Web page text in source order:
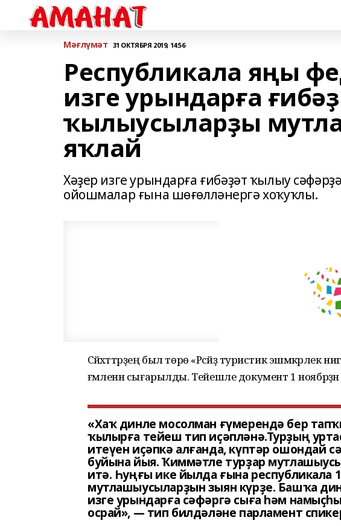
Мәғлүмәт 31 ОКТЯБРЯ 2019, 14:56
Республикала яңы
изге урындарға
ҡылыусыларҙы
яҡлай
Хәҙер изге урындарға ғибәҙәт ҡылыу
ойошмалар ғына шөғөлләнергә хоҡуҡлы.
Сәйәхәттәрҙең был төрө «Рәсәйҙә туристик
ғәмәленән сығарылды. Тейешле документ 1 ноябрҙән
«Хаҡ динле мосолман ғүмерендә бер
ҡылырға тейеш тип иҫәпләнә.Турҙың
итеүен иҫәпкә алғанда, күптәр ошондай
буйына йыя. Ҡиммәтле турҙар
итә. Һуңғы ике йылда ғына республикала
мутлашыусыларҙын зыян күрҙе. Башҡа
изге урындарға сәфәргә сыға һәм
осрай», — тип билдәләне парламент